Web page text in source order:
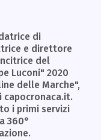
di
e direttore
del
Luconi" 2020
delle Marche",
i primi servizi
360°